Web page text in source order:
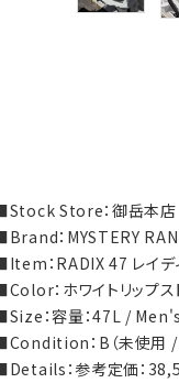
Store：御岳本店
：MYSTERY
：RADIX 47 レイディ
：ホワイトリップス
：容量：47L /
：B（未使用 /
：参考定価：